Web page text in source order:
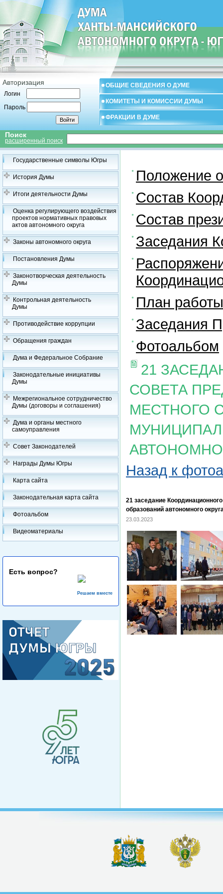
Авторизация
Логин
Пароль
ОБЩИЕ СВЕДЕНИЯ О ДУМЕ
КОМИТЕТЫ И КОМИССИИ ДУМЫ
ФРАКЦИИ В ДУМЕ
Поиск
расширенный поиск
Государственные символы Югры
История Думы
Итоги деятельности Думы
Оценка регулирующего воздействия
проектов нормативных правовых
актов автономного округа
Законы автономного округа
Постановления Думы
Законотворческая деятельность
Думы
Контрольная деятельность
Думы
Противодействие коррупции
Обращения граждан
Дума и Федеральное Собрание
Законодательные инициативы
Думы
Межрегиональное сотрудничество
Думы (договоры и соглашения)
Дума и органы местного
самоуправления
Совет Законодателей
Награды Думы Югры
Карта сайта
Законодательная карта сайта
Фотоальбом
Видеоматериалы
Есть вопрос?
Решаем вместе
Положение
Состав
Состав
Заседания
План
Заседания
Фотоальбом
21
СОВЕТА
МЕСТНОГО
Назад к
21 заседание
образований автономного
23.03.2023